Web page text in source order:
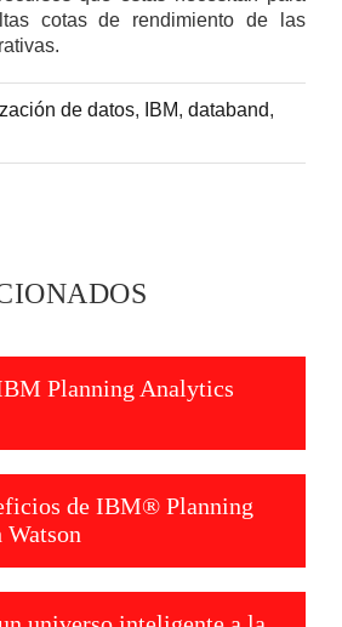
cotas de rendimiento de las
de datos, IBM, databand,
Planning Analytics
de IBM® Planning